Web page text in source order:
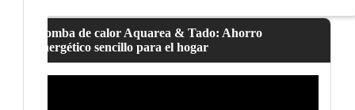
Bomba de calor Aquarea & Tado: Ahorro
energético sencillo para el hogar